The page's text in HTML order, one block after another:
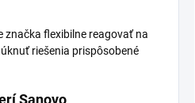
značka flexibilne reagovať na
riešenia prispôsobené
Sanovo